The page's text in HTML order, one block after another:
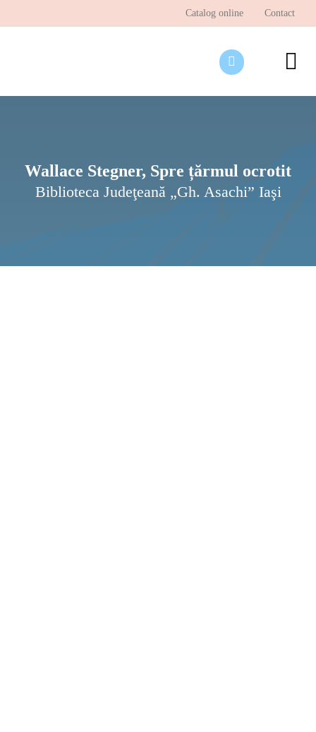
Catalog online Contact
Wallace Stegner, Spre țărmul ocrotit
Biblioteca Judeţeană „Gh. Asachi” Iaşi